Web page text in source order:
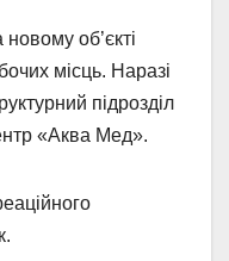
об’єкті
місць. Наразі
підрозділ
«Аква Мед».